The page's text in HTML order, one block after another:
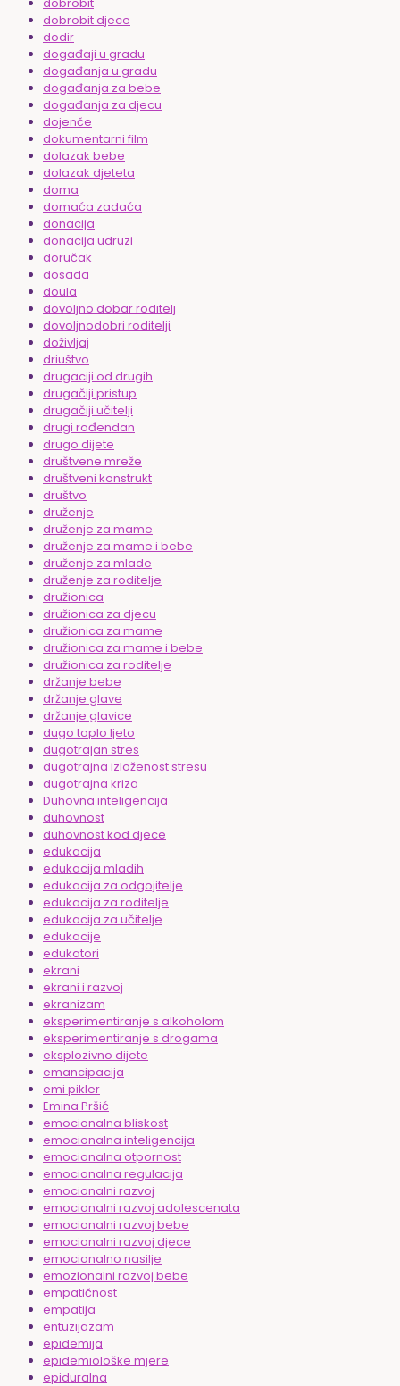
dobrobit djece
dodir
događaji u gradu
događanja u gradu
događanja za bebe
događanja za djecu
dojenče
dokumentarni film
dolazak bebe
dolazak djeteta
doma
domaća zadaća
donacija
donacija udruzi
doručak
dosada
doula
dovoljno dobar roditelj
dovoljnodobri roditelji
doživljaj
driuštvo
drugaciji od drugih
drugačiji pristup
drugačiji učitelji
drugi rođendan
drugo dijete
društvene mreže
društveni konstrukt
društvo
druženje
druženje za mame
druženje za mame i bebe
druženje za mlade
druženje za roditelje
družionica
družionica za djecu
družionica za mame
družionica za mame i bebe
družionica za roditelje
držanje bebe
držanje glave
držanje glavice
dugo toplo ljeto
dugotrajan stres
dugotrajna izloženost stresu
dugotrajna kriza
Duhovna inteligencija
duhovnost
duhovnost kod djece
edukacija
edukacija mladih
edukacija za odgojitelje
edukacija za roditelje
edukacija za učitelje
edukacije
edukatori
ekrani
ekrani i razvoj
ekranizam
eksperimentiranje s alkoholom
eksperimentiranje s drogama
eksplozivno dijete
emancipacija
emi pikler
Emina Pršić
emocionalna bliskost
emocionalna inteligencija
emocionalna otpornost
emocionalna regulacija
emocionalni razvoj
emocionalni razvoj adolescenata
emocionalni razvoj bebe
emocionalni razvoj djece
emocionalno nasilje
emozionalni razvoj bebe
empatičnost
empatija
entuzijazam
epidemija
epidemiološke mjere
epiduralna